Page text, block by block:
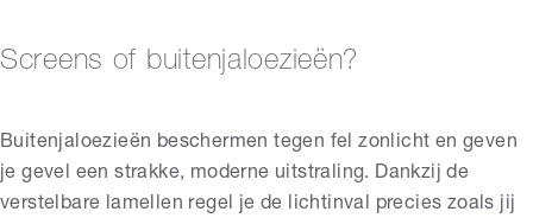
Screens of buitenjaloezieën?
Buitenjaloezieën beschermen tegen fel zonlicht en geven
je gevel een strakke, moderne uitstraling. Dankzij de
verstelbare lamellen regel je de lichtinval precies zoals jij